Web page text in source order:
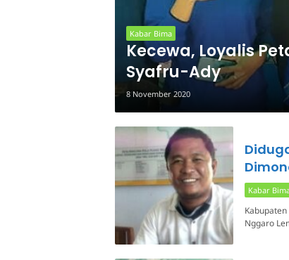
Kabar Bima
Kecewa, Loyalis
Syafru-Ady
8 November 2020
Kabar
Nggaro